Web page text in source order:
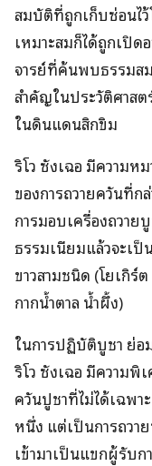
สมบัติที่ถูกเก็บซ่อนไ
เหมาะสมก็ได้ถูกเปิ
จารย์ที่ค้นพบธรรมส
สำคัญในประวัติศาสต
ในดินแดนสิกขิม
ริโว ซังเฉอ มีความห
ของการถวายควันที่
การมอบเครื่องถวาย
ธรรมเนียมแล้วจะเป็
ขาวสามชนิด (โยเกิร์
กากน้ำตาล น้ำผึ้ง)
ในการปฏิบัติบูชา ย่อ
ริโว ซังเฉอ มีความพิ
ควันปูชาที่ไม่ได้เฉพา
หนึ่ง แต่เป็นการถวา
เข้ามาเป็นแขกผู้รับก